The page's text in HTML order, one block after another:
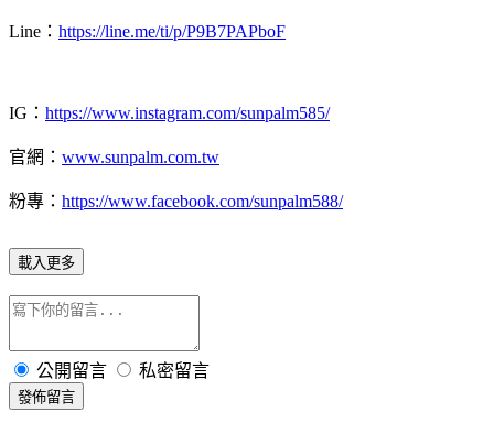
Line： https://line.me/ti/p/P9B7PAPboF
IG： https://www.instagram.com/sunpalm585/
官網： www.sunpalm.com.tw
粉專： https://www.facebook.com/sunpalm588/
載入更多
公開留言 私密留言
發佈留言